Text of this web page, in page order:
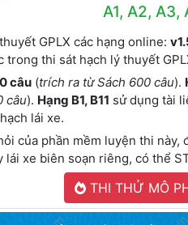
A1, A2, A3,
GPLX các hạng online:
thi sát hạch lý thuyết
câu (trích ra từ Sách 600 câu).
câu). Hạng B1, B11 sử dụng tài
lái xe.
của phần mềm luyện thi này,
xe biên soạn riêng, có thể
THI THỬ MÔ